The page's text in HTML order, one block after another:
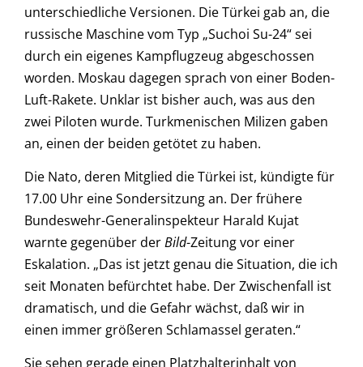
unterschiedliche Versionen. Die Türkei gab an, die
russische Maschine vom Typ „Suchoi Su-24“ sei
durch ein eigenes Kampflugzeug abgeschossen
worden. Moskau dagegen sprach von einer Boden-
Luft-Rakete. Unklar ist bisher auch, was aus den
zwei Piloten wurde. Turkmenischen Milizen gaben
an, einen der beiden getötet zu haben.
Die Nato, deren Mitglied die Türkei ist, kündigte für
17.00 Uhr eine Sondersitzung an. Der frühere
Bundeswehr-Generalinspekteur Harald Kujat
warnte gegenüber derBild-Zeitung vor einer
Eskalation. „Das ist jetzt genau die Situation, die ich
seit Monaten befürchtet habe. Der Zwischenfall ist
dramatisch, und die Gefahr wächst, daß wir in
einen immer größeren Schlamassel geraten.“
Sie sehen gerade einen Platzhalterinhalt von